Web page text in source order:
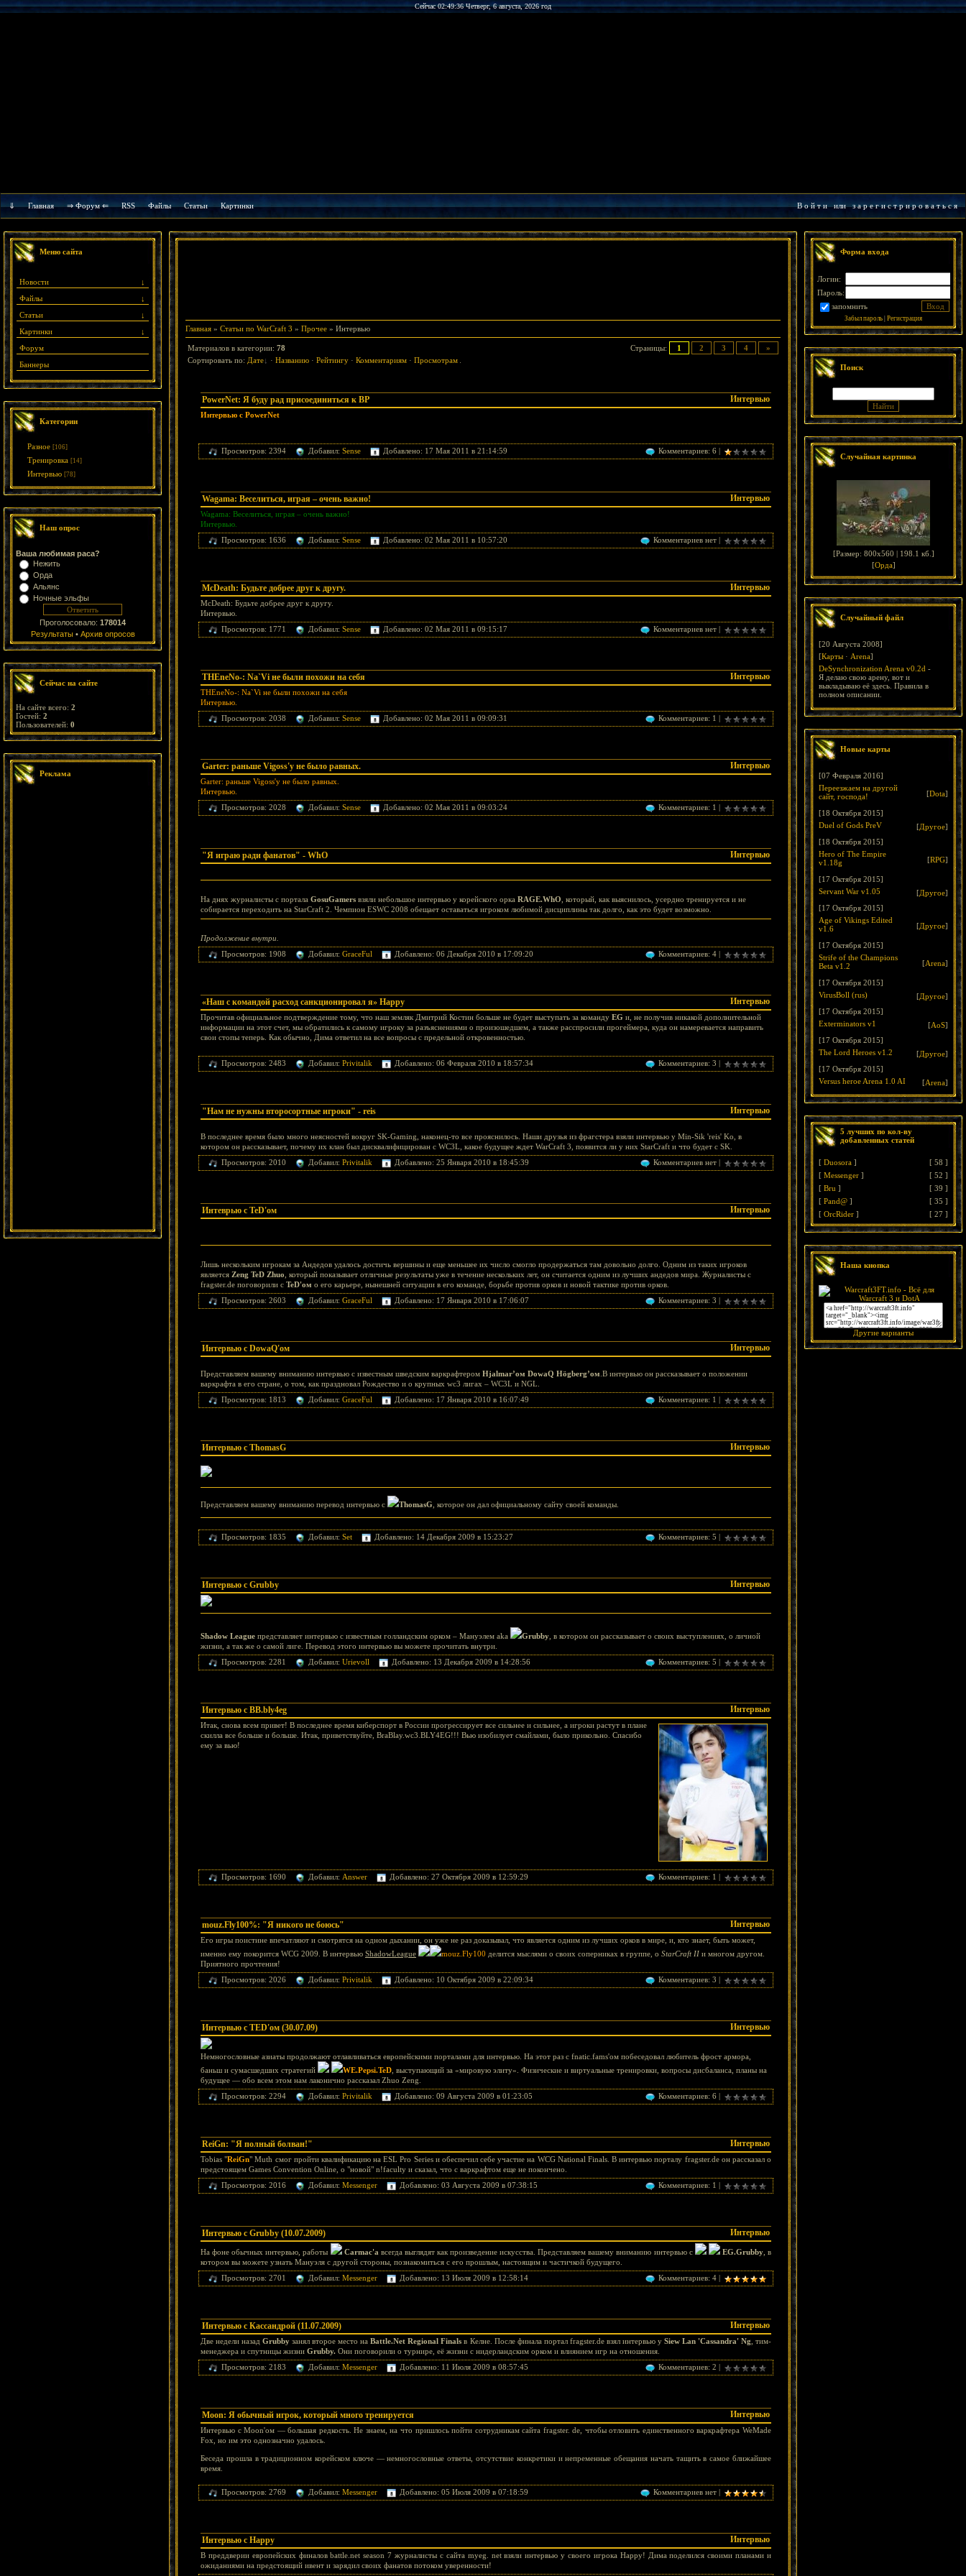
Сейчас 02:49:36 Четверг, 6 августа, 2026 год
⇓ Главная ⇒ Форум ⇐ RSS Файлы Cтатьи Картинки В о й т иилиз а р е г и с т р и р о в а т ь с я
Меню сайта
↓
Новости
↓
Файлы
↓
Статьи
↓
Картинки
Форум
Баннеры
Категории
Разное [106]
Тренировка [14]
Интервью [78]
Наш опрос
Ваша любимая раса?
Нежить
Орда
Альянс
Ночные эльфы
Проголосовало: 178014
Результаты• Архив опросов
Сейчас на сайте
На сайте всего: 2
Гостей: 2
Пользователей: 0
Реклама
Главная » Статьи по WarCraft 3 » Прочее » Интервью
Материалов в категории: 78 Страницы: 1 2 3 4
»
Сортировать по: Дате · Названию · Рейтингу · Комментариям · Просмотрам
Интервью
PowerNet: Я буду рад присоединиться к BP
Интервью c PowerNet
Просмотров: 2394 Добавил: Sense Добавлено: 17 Мая 2011 в 21:14:59 Комментариев: 6 |
Интервью
Wagama: Веселиться, играя – очень важно!
Wagama: Веселиться, играя – очень важно!
Интервью.
Просмотров: 1636
Добавил: Sense Добавлено: 02 Мая 2011 в 10:57:20 Комментариев нет |
Интервью
McDeath: Будьте добрее друг к другу.
McDeath: Будьте добрее друг к другу.
Интервью.
Просмотров: 1771
Добавил: Sense Добавлено: 02 Мая 2011 в 09:15:17 Комментариев нет |
Интервью
THEneNo-: Na`Vi не были похожи на себя
THEneNo-: Na`Vi не были похожи на себя
Интервью.
Просмотров: 2038
Добавил: Sense Добавлено: 02 Мая 2011 в 09:09:31 Комментариев: 1 |
Интервью
Garter: раньше Vigoss'у не было равных.
Garter: раньше Vigoss'у не было равных.
Интервью.
Просмотров: 2028
Добавил: Sense Добавлено: 02 Мая 2011 в 09:03:24 Комментариев: 1 |
Интервью
"Я играю ради фанатов" - WhO
На днях журналисты с портала GosuGamers взяли небольшое интервью у корейского орка RAGE.WhO , который, как выяснилось, усердно тренируется и не
собирается переходить на StarCraft 2. Чемпион ESWC 2008 обещает оставаться игроком любимой дисциплины так долго, как это будет возможно.
Продолжение внутри.
Просмотров: 1908
Добавил: GraceFul Добавлено: 06 Декабря 2010 в 17:09:20 Комментариев: 4 |
Интервью
«Наш с командой расход санкционировал я» Happy
Прочитав официальное подтверждение тому, что наш земляк Дмитрий Костин больше не будет выступать за команду EG и, не получив никакой дополнительной
информации на этот счет, мы обратились к самому игроку за разъяснениями о произошедшем, а также расспросили прогеймера, куда он намеревается направить
свои стопы теперь. Как обычно, Дима ответил на все вопросы с предельной откровенностью.
Просмотров: 2483 Добавил: Privitalik Добавлено: 06 Февраля 2010 в 18:57:34 Комментариев: 3 |
Интервью
"Нам не нужны второсортные игроки" - reis
В последнее время было много неясностей вокруг SK-Gaming, наконец-то все прояснилось. Наши друзья из фрагстера взяли интервью у Min-Sik 'reis' Kо, в
котором он рассказывает, почему их клан был дисквалифицирован с WC3L, какое будущее ждет WarCraft 3, появится ли у них StarCraft и что будет с SK.
Просмотров: 2010
Добавил: Privitalik Добавлено: 25 Января 2010 в 18:45:39 Комментариев нет |
Интервью
Интеврью с TeD'ом
Лишь нескольким игрокам за Андедов удалось достичь вершины и еще меньшее их число смогло продержаться там довольно долго. Одним из таких игроков
является Zeng TeD Zhuo , который показывает отличные результаты уже в течение нескольких лет, он считается одним из лучших андедов мира. Журналисты с
fragster.de поговорили с TeD'ом о его карьере, нынешней ситуации в его команде, борьбе против орков и новой тактике против орков.
Просмотров: 2603
Добавил: GraceFul Добавлено: 17 Января 2010 в 17:06:07 Комментариев: 3 |
Интервью
Интервью с DowaQ'ом
Представляем вашему вниманию интервью с известным шведским варкрафтером Hjalmar’ом DowaQ Högberg’ом .В интервью он рассказывает о положении
варкрафта в его стране, о том, как праздновал Рождество и о крупных wc3 лигах – WC3L и NGL.
Просмотров: 1813
Добавил: GraceFul Добавлено: 17 Января 2010 в 16:07:49 Комментариев: 1 |
Интервью
Интервью с ThomasG
Представляем вашему вниманию перевод интервью с ThomasG , которое он дал официальному сайту своей команды.
Просмотров: 1835 Добавил: Set Добавлено: 14 Декабря 2009 в 15:23:27 Комментариев: 5 |
Интервью
Интервью с Grubby
Shadow League представляет интервью с известным голландским орком – Мануэлем aka Grubby , в котором он рассказывает о своих выступлениях, о личной
жизни, а так же о самой лиге. Перевод этого интервью вы можете прочитать внутри.
Просмотров: 2281
Добавил: Urievoll Добавлено: 13 Декабря 2009 в 14:28:56 Комментариев: 5 |
Интервью
Интервью с BB.bly4eg
Итак, снова всем привет! В последнее время киберспорт в России прогрессирует все сильнее и сильнее, а игроки растут в плане
скилла все больше и больше. Итак, приветствуйте, BraBlay.wc3.BLY4EG!!! Вью изобилует смайлами, было прикольно. Спасибо
ему за вью!
Просмотров: 1690 Добавил: Answer Добавлено: 27 Октября 2009 в 12:59:29 Комментариев: 1 |
Интервью
mouz.Fly100%: "Я никого не боюсь"
Его игры поистине впечатляют и смотрятся на одном дыхании, он уже не раз доказывал, что является одним из лучших орков в мире, и, кто знает, быть может,
именно ему покорится WCG 2009. В интервью ShadowLeague mouz.Fly100 делится мыслями о своих соперниках в группе, о StarCraft II и многом другом.
Приятного прочтения!
Просмотров: 2026
Добавил: Privitalik Добавлено: 10 Октября 2009 в 22:09:34 Комментариев: 3 |
Интервью
Интервью с TED'ом (30.07.09)
Немногословные азиаты продолжают отлавливаться европейскими порталами для интервью. На этот раз с fnatic.fams'ом побеседовал любитель фрост армора,
баньш и сумасшедших стратегий
WE.Pepsi.TeD , выступающий за «мировую элиту». Физические и виртуальные тренировки, вопросы дисбаланса, планы на
будущее — обо всем этом нам лаконично рассказал Zhuo Zeng.
Просмотров: 2294
Добавил: Privitalik Добавлено: 09 Августа 2009 в 01:23:05 Комментариев: 6 |
Интервью
ReiGn: "Я полный болван!"
Tobias "ReiGn" Muth смог пройти квалификацию на ESL Pro Series и обеспечил себе участие на WCG National Finals. В интервью порталу fragster.de он рассказал о
предстоящем Games Convention Online, о "новой" n!faculty и сказал, что с варкрафтом еще не покончено.
Просмотров: 2016
Добавил: Messenger Добавлено: 03 Августа 2009 в 07:38:15 Комментариев: 1 |
Интервью
Интервью с Grubby (10.07.2009)
На фоне обычных интервью, работы Carmac'a всегда выглядят как произведение искусства. Представляем вашему вниманию интервью с EG.Grubby, в
котором вы можете узнать Мануэля с другой стороны, познакомиться с его прошлым, настоящим и частичкой будущего.
Просмотров: 2701
Добавил: Messenger Добавлено: 13 Июля 2009 в 12:58:14 Комментариев: 4 |
Интервью
Интервью с Кассандрой (11.07.2009)
Две недели назадGrubby занял второе место наBattle.Net Regional Finals в Келне. После финала портал fragster.de взял интервью у Siew Lan 'Cassandra' Ng , тим-
менеджера и спутницы жизни Grubby. Они поговорили о турнире, её жизни с нидерландским орком и влиянием игр на отношения.
Просмотров: 2183
Добавил: Messenger Добавлено: 11 Июля 2009 в 08:57:45 Комментариев: 2 |
Интервью
Moon: Я обычный игрок, который много тренируется
Интервью с Moon'ом — большая редкость. Не знаем, на что пришлось пойти сотрудникам сайта fragster. de, чтобы отловить единственного варкрафтера WeMade
Fox, но им это однозначно удалось.
Беседа прошла в традиционном корейском ключе — немногословные ответы, отсутствие конкретики и непременные обещания начать тащить в самое ближайшее
время.
Просмотров: 2769 Добавил: Messenger Добавлено: 05 Июля 2009 в 07:18:59 Комментариев нет |
Интервью
Интервью с Happy
В преддверии европейских финалов battle.net season 7 журналисты с сайта myeg. net взяли интервью у своего игрока Happy! Дима поделился своими планами и
ожиданиями на предстоящий ивент и зарядил своих фанатов потоком уверенности!
Форма входа
Логин:
Пароль:
запомнить
Забыл пароль Регистрация
Поиск
Случайная картинка
[Размер: 800x560 | 198.1 кб. ]
[Орда]
Случайный файл
[20 Августа 2008]
[Карты · Arena]
DeSynchronization Arena v0.2d -
Я делаю свою арену, вот и
выкладываю её здесь. Правила в
полном описании.
Новые карты
[07 Февраля 2016]
Переезжаем на другой
сайт, господа!
[Dota]
[18 Октября 2015]
Duel of Gods PreV
[Другое]
[18 Октября 2015]
Hero of The Empire
v1.18g
[RPG]
[17 Октября 2015]
Servant War v1.05
[Другое]
[17 Октября 2015]
Age of Vikings Edited
v1.6
[Другое]
[17 Октября 2015]
Strife of the Champions
Beta v1.2
[Arena]
[17 Октября 2015]
VirusBoll (rus)
[Другое]
[17 Октября 2015]
Exterminators v1
[AoS]
[17 Октября 2015]
The Lord Heroes v1.2
[Другое]
[17 Октября 2015]
Versus heroe Arena 1.0 AI
[Arena]
5 лучших по кол-ву
добавленных статей
[ Duosora ] [ 58 ]
[ Messenger ] [ 52 ]
[ Bru ] [ 39 ]
[ Pand@ ] [ 35 ]
[ OrcRider ] [ 27 ]
Наша кнопка
Другие варианты